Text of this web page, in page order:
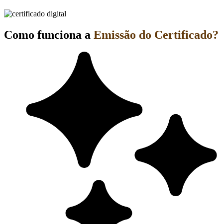
Como funciona a Emissão do Certificado?